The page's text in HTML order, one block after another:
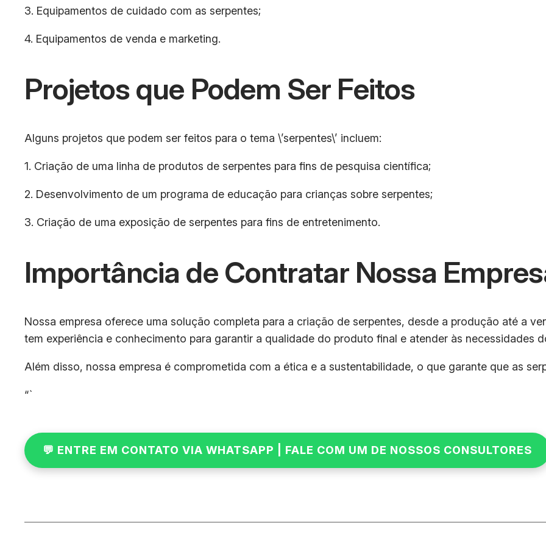
3. Equipamentos de cuidado com as serpentes;
4. Equipamentos de venda e marketing.
Projetos que Podem Ser Feitos
Alguns projetos que podem ser feitos para o tema \’serpentes\’ incluem:
1. Criação de uma linha de produtos de serpentes para fins de pesquisa científica;
2. Desenvolvimento de um programa de educação para crianças sobre serpentes;
3. Criação de uma exposição de serpentes para fins de entretenimento.
Importância de Contratar Nossa
Nossa empresa oferece uma solução completa para a criação de serpentes, desde a produção até a
tem experiência e conhecimento para garantir a qualidade do produto final e atender às necessidades
Além disso, nossa empresa é comprometida com a ética e a sustentabilidade, o que garante que as
“`